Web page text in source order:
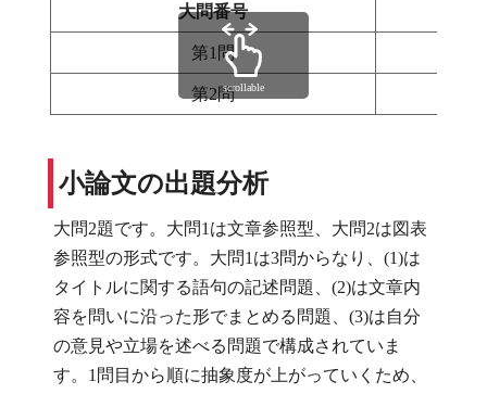
大問番号
第1問
第2問scrollable
小論文の出題分析
大問2題です。大問1は文章参照型、大問2は図表
参照型の形式です。大問1は3問からなり、(1)は
タイトルに関する語句の記述問題、(2)は文章内
容を問いに沿った形でまとめる問題、(3)は自分
の意見や立場を述べる問題で構成されていま
す。1問目から順に抽象度が上がっていくため、